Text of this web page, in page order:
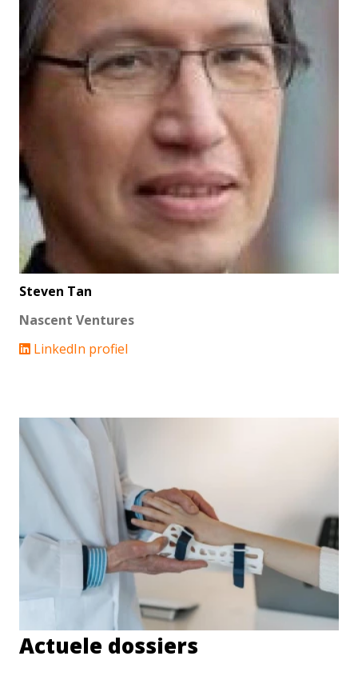
Steven Tan
Nascent Ventures
LinkedIn profiel
Actuele dossiers